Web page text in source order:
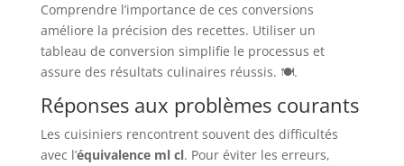
Comprendre l’importance de ces conversions
améliore la précision des recettes. Utiliser un
tableau de conversion simplifie le processus et
assure des résultats culinaires réussis. 🍽️.
Réponses aux problèmes courants
Les cuisiniers rencontrent souvent des difficultés
avec l’équivalence ml cl. Pour éviter les erreurs,